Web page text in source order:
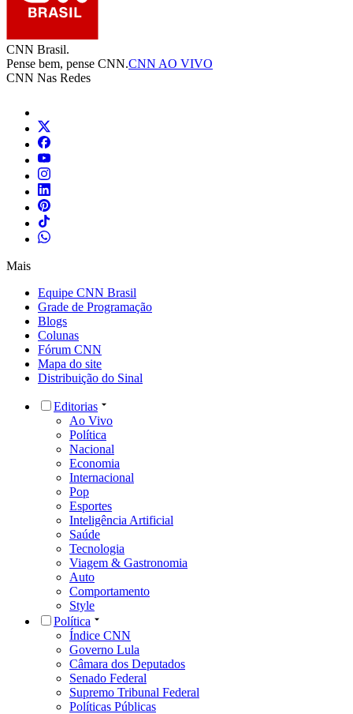
CNN Brasil.
Pense bem, pense CNN.CNN AO VIVO
CNN Nas Redes
Mais
Equipe CNN Brasil
Grade de Programação
Blogs
Colunas
Fórum CNN
Mapa do site
Distribuição do Sinal
Editorias
Ao Vivo
Política
Nacional
Economia
Internacional
Pop
Esportes
Inteligência Artificial
Saúde
Tecnologia
Viagem & Gastronomia
Auto
Comportamento
Style
Política
Índice CNN
Governo Lula
Câmara dos Deputados
Senado Federal
Supremo Tribunal Federal
Políticas Públicas